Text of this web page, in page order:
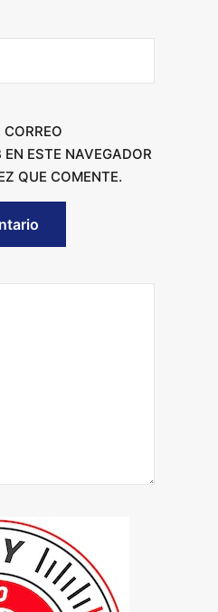
ESTE NAVEGADOR
QUE COMENTE.